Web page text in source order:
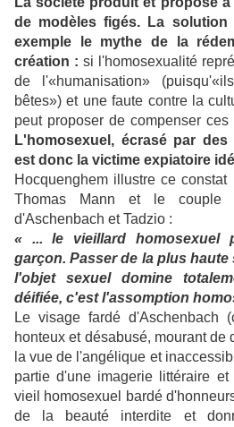
de modèles figés. La
exemple le mythe de la
création : si l'homosexualité
de l'«humanisation»
bêtes») et une faute contre la
peut proposer de compenser
L'homosexuel, écrasé par
est donc la victime expiatoire
Hocquenghem illustre ce constat
Thomas Mann et le couple
d'Aschenbach et Tadzio :
« ... le vieillard homosexuel
garçon. Passer de la plus
l'objet sexuel domine
déifiée, c'est l'assomption
Le visage fardé d'Aschenbach
honteux et désabusé, mourant de
la vue de l'angélique et
partie d'une imagerie littéraire
vieil homosexuel bardé
de la beauté interdite et